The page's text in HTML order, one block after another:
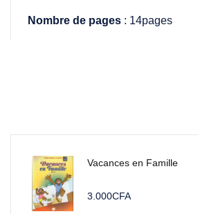
Nombre de pages : 14pages
Vacances en Famille
3.000CFA